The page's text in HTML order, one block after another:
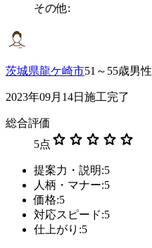
その他:
茨城県龍ケ崎市51～55歳男性
2023年09月14日施工完了
総合評価
5点 star star star star star
提案力・説明:5
人柄・マナー:5
価格:5
対応スピード:5
仕上がり:5